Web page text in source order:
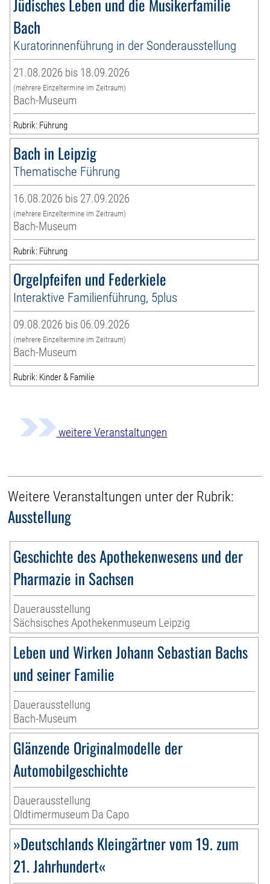
Jüdisches Leben und die Musikerfamilie
Bach
Kuratorinnenführung in der Sonderausstellung
21.08.2026 bis 18.09.2026
(mehrere Einzeltermine im Zeitraum)
Bach-Museum
Rubrik: Führung
Bach in Leipzig
Thematische Führung
16.08.2026 bis 27.09.2026
(mehrere Einzeltermine im Zeitraum)
Bach-Museum
Rubrik: Führung
Orgelpfeifen und Federkiele
Interaktive Familienführung, 5plus
09.08.2026 bis 06.09.2026
(mehrere Einzeltermine im Zeitraum)
Bach-Museum
Rubrik: Kinder & Familie
weitere Veranstaltungen
Weitere Veranstaltungen unter der Rubrik:
Ausstellung
Geschichte des Apothekenwesens und der
Pharmazie in Sachsen
Dauerausstellung
Sächsisches Apothekenmuseum Leipzig
Leben und Wirken Johann Sebastian Bachs
und seiner Familie
Dauerausstellung
Bach-Museum
Glänzende Originalmodelle der
Automobilgeschichte
Dauerausstellung
Oldtimermuseum Da Capo
»Deutschlands Kleingärtner vom 19. zum
21. Jahrhundert«